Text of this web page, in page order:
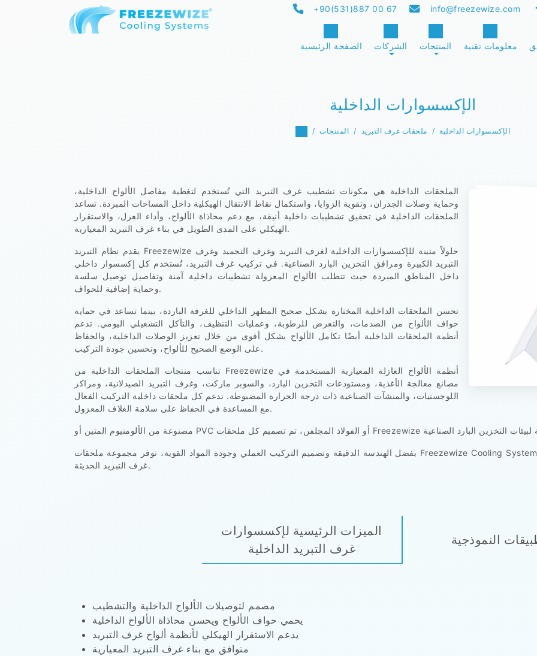
+90(531)887 00 67 info@freezewize.com
الصفحة الرئيسية الشركات المنتجات معلومات تقنية
الإكسسوارات الداخلية
المنتجات ملحقات غرف التبريد الإكسسوارات الداخلية
الملحقات الداخلية هي مكونات تشطيب غرف التبريد التي تُستخدم لتغطية مفاصل الألواح الداخلية،
وحماية وصلات الجدران، وتقوية الزوايا، واستكمال نقاط الانتقال الهيكلية داخل المساحات المبردة. تساعد
الملحقات الداخلية في تحقيق تشطيبات داخلية أنيقة، مع دعم محاذاة الألواح، وأداء العزل، والاستقرار
الهيكلي على المدى الطويل في بناء غرف التبريد المعيارية.
يقدم نظام التبريد Freezewize حلولاً متينة للإكسسوارات الداخلية لغرف التبريد وغرف التجميد وغرف
التبريد الكبيرة ومرافق التخزين البارد الصناعية. في تركيب غرف التبريد، تُستخدم كل إكسسوار داخلي
داخل المناطق المبردة حيث تتطلب الألواح المعزولة تشطيبات داخلية آمنة وتفاصيل توصيل سلسة
وحماية إضافية للحواف.
تحسن الملحقات الداخلية المختارة بشكل صحيح المظهر الداخلي للغرفة الباردة، بينما تساعد في حماية
حواف الألواح من الصدمات، والتعرض للرطوبة، وعمليات التنظيف، والتآكل التشغيلي اليومي. تدعم
أنظمة الملحقات الداخلية أيضًا تكامل الألواح بشكل أقوى من خلال تعزيز الوصلات الداخلية، والحفاظ
على الوضع الصحيح للألواح، وتحسين جودة التركيب.
تناسب منتجات الملحقات الداخلية من Freezewize أنظمة الألواح العازلة المعيارية المستخدمة في
مصانع معالجة الأغذية، ومستودعات التخزين البارد، والسوبر ماركت، وغرف التبريد الصيدلانية، ومراكز
اللوجستيات، والمنشآت الصناعية ذات درجة الحرارة المضبوطة. تدعم كل ملحقات داخلية التركيب الفعال
مع المساعدة في الحفاظ على سلامة الغلاف المعزول.
بفضل الهندسة الدقيقة وتصميم التركيب العملي وجودة المواد القوية، توفر مجموعة ملحقات Freezewize Cooling System الداخلية حلول ملحقات داخلية موثوقة لأنظمة ألواح
غرف التبريد الحديثة.
الميزات الرئيسية لإكسسوارات
غرف التبريد الداخلية
النموذجية
مصمم لتوصيلات الألواح الداخلية والتشطيب
يحمي حواف الألواح ويحسن محاذاة الألواح الداخلية
يدعم الاستقرار الهيكلي لأنظمة ألواح غرف التبريد
متوافق مع بناء غرف التبريد المعيارية